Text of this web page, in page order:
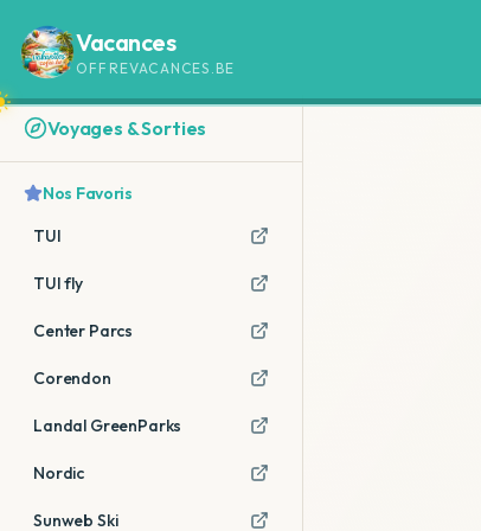
Vacances
OFFREVACANCES.BE
Voyages & Sorties
Nos Favoris
TUI
TUI fly
Center Parcs
Corendon
Landal GreenParks
Nordic
Sunweb Ski